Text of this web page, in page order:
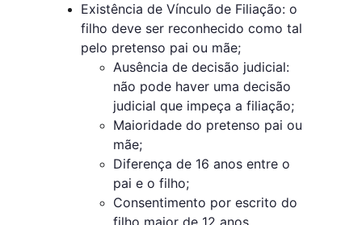
Existência de Vínculo de Filiação: o
filho deve ser reconhecido como tal
pelo pretenso pai ou mãe;
Ausência de decisão judicial:
não pode haver uma decisão
judicial que impeça a filiação;
Maioridade do pretenso pai ou
mãe;
Diferença de 16 anos entre o
pai e o filho;
Consentimento por escrito do
filho maior de 12 anos